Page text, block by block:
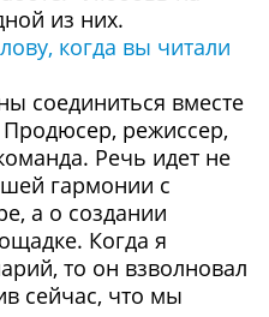
из них.
когда вы читали
соединиться вместе
режиссер,
Речь идет не
гармонии с
а о создании
Когда я
то он взволновал
сейчас, что мы